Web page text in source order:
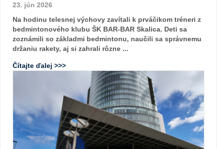
23. jún 2026
Na hodinu telesnej výchovy zavítali k prváčikom tréneri z
bedmintonového klubu ŠK BAR-BAR Skalica. Deti sa
zoznámili so základmi bedmintonu, naučili sa správnemu
držaniu rakety, aj si zahrali rôzne ...
Čítajte ďalej >>>